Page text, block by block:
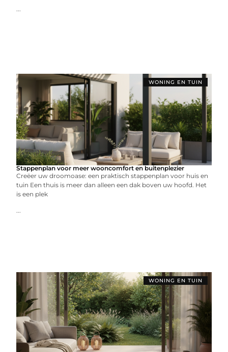
...
WONING EN TUIN
Stappenplan voor meer wooncomfort en buitenplezier
Creëer uw droomoase: een praktisch stappenplan voor huis en
tuin Een thuis is meer dan alleen een dak boven uw hoofd. Het
is een plek
...
WONING EN TUIN